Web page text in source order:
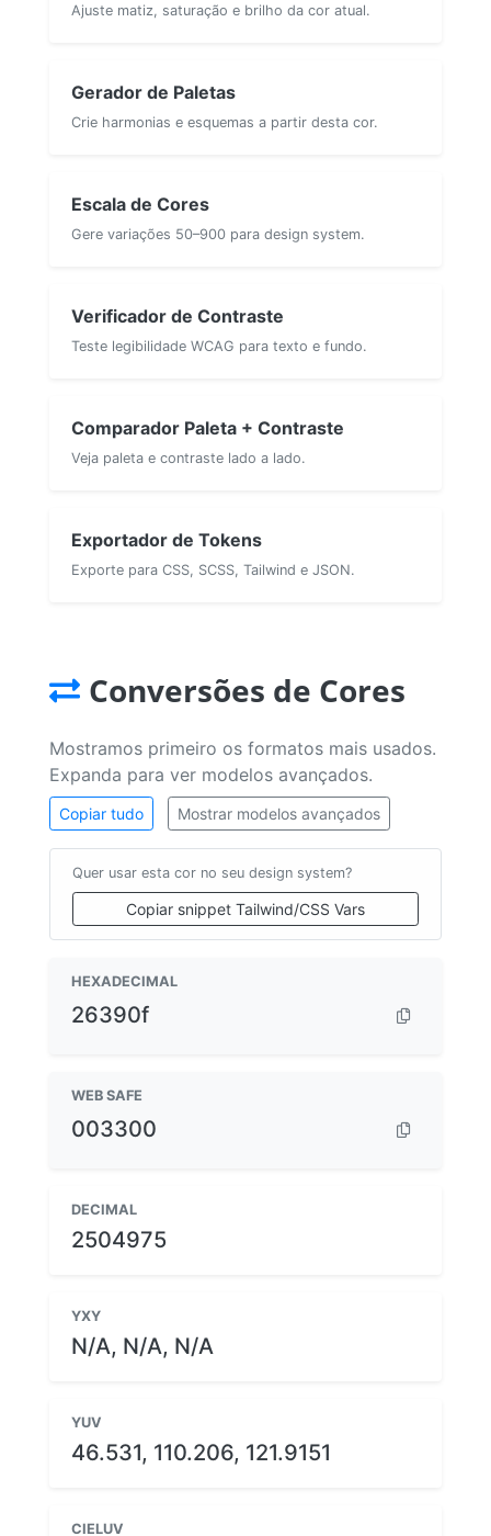
Ajuste matiz, saturação e brilho da cor atual.
Gerador de Paletas
Crie harmonias e esquemas a partir desta cor.
Escala de Cores
Gere variações 50–900 para design system.
Verificador de Contraste
Teste legibilidade WCAG para texto e fundo.
Comparador Paleta + Contraste
Veja paleta e contraste lado a lado.
Exportador de Tokens
Exporte para CSS, SCSS, Tailwind e JSON.
Conversões de Cores
Mostramos primeiro os formatos mais usados.
Expanda para ver modelos avançados.
Copiar tudo Mostrar modelos avançados
Quer usar esta cor no seu design system?
Copiar snippet Tailwind/CSS Vars
HEXADECIMAL
26390f
WEB SAFE
003300
DECIMAL
2504975
YXY
N/A, N/A, N/A
YUV
46.531, 110.206, 121.9151
CIELUV